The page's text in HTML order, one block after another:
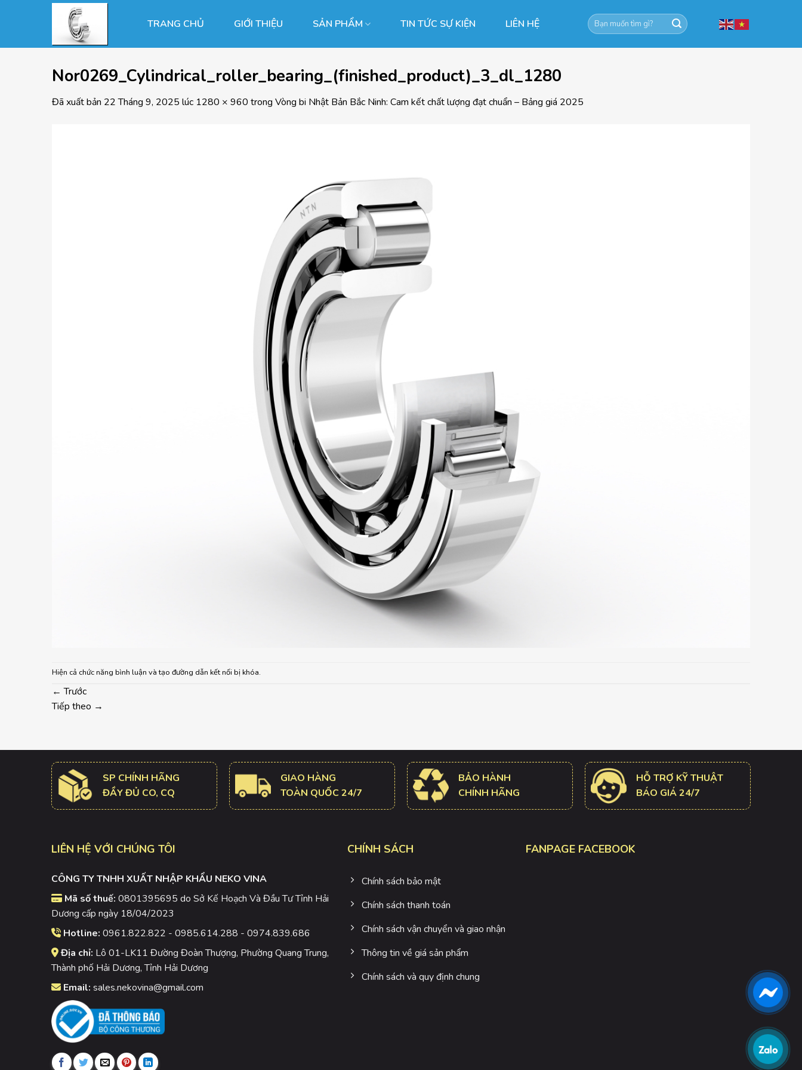
dung
TRANG CHỦ GIỚI THIỆU SẢN PHẨM TIN TỨC SỰ KIỆN LIÊN HỆ
Tìm
kiếm:
Nor0269_Cylindrical_roller_bearing_(finished_product)_3_dl_1280
Đã xuất bản 22 Tháng 9, 2025 lúc 1280 × 960 trong Vòng bi Nhật Bản Bắc Ninh: Cam kết chất lượng đạt chuẩn – Bảng giá 2025
Hiện cả chức năng bình luận và tạo đường dẫn kết nối bị khóa.
← Trước
Tiếp theo →
SP CHÍNH HÃNG
ĐẦY ĐỦ CO, CQ
GIAO HÀNG
TOÀN QUỐC 24/7
BẢO HÀNH
CHÍNH HÃNG
HỖ TRỢ KỸ THUẬT
BÁO GIÁ 24/7
LIÊN HỆ VỚI CHÚNG TÔI
CÔNG TY TNHH XUẤT NHẬP KHẨU NEKO VINA
Mã số thuế: 0801395695 do Sở Kế Hoạch Và Đầu Tư Tỉnh Hải
Dương cấp ngày 18/04/2023
Hotline: 0961.822.822 - 0985.614.288 - 0974.839.686
Địa chỉ: Lô 01-LK11 Đường Đoàn Thượng, Phường Quang Trung,
Thành phố Hải Dương, Tỉnh Hải Dương
Email: sales.nekovina@gmail.com
CHÍNH SÁCH
Chính sách bảo mật
Chính sách thanh toán
Chính sách vận chuyển và giao nhận
Thông tin về giá sản phẩm
Chính sách và quy định chung
FANPAGE FACEBOOK